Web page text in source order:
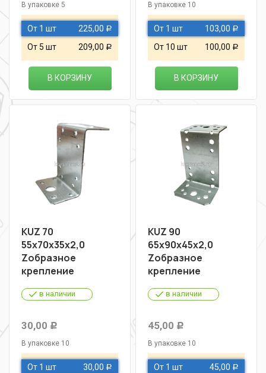
В упаковке 5
От 1 шт 225,00 Р
От 5 шт 209,00 Р
В КОРЗИНУ
В упаковке 10
От 1 шт 103,00 Р
От 10 шт 100,00 Р
В КОРЗИНУ
KUZ 70
55х70х35х2,0
Zобразное
крепление
в наличии
30,00 Р
В упаковке 10
От 1 шт 30,00 Р
KUZ 90
65х90х45х2,0
Zобразное
крепление
в наличии
45,00 Р
В упаковке 10
От 1 шт 45,00 Р